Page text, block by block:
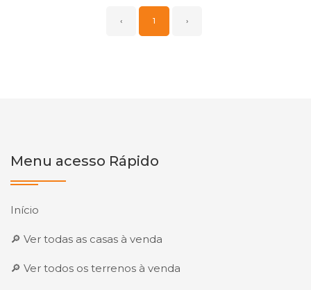
‹ 1 ›
Menu acesso Rápido
Início
🔎 Ver todas as casas à venda
🔎 Ver todos os terrenos à venda